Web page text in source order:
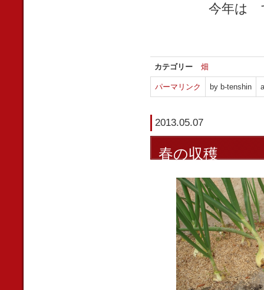
今年は
カテゴリー 畑
パーマリンク by b-tenshin
2013.05.07
春の収穫